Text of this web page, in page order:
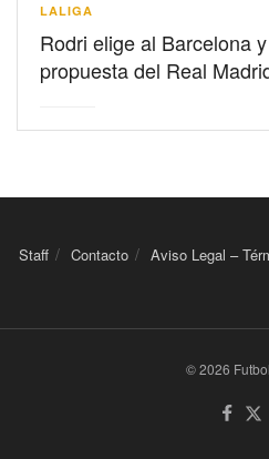
LALIGA
Rodri elige al Barcelona
propuesta del Real
Staff Contacto Aviso Legal –
© 2026